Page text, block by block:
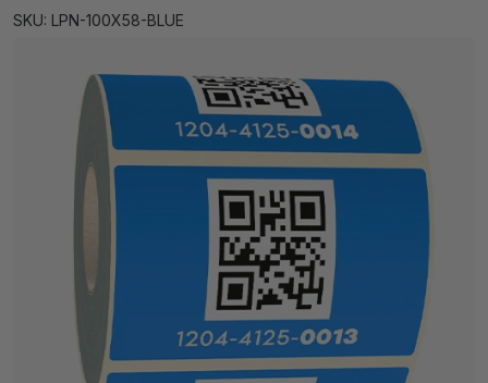
SKU: LPN-100X58-BLUE